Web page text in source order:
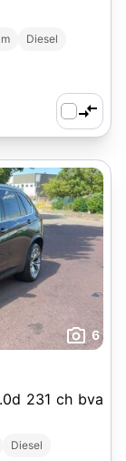
Diesel
6
231 ch bva
Diesel